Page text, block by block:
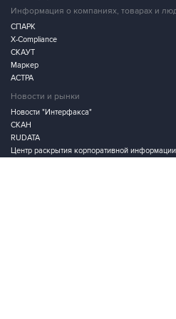
Информация о компаниях, товарах и
СПАРК
X-Compliance
СКАУТ
Маркер
АСТРА
Новости и рынки
Новости "Интерфакса"
СКАН
RUDATA
Центр раскрытия корпоративной информации